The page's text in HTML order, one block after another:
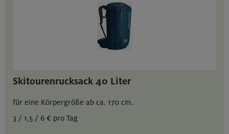
Skitourenrucksack 40 Liter
für eine Körpergröße ab ca. 170 cm.
3 / 1,5 / 6 € pro Tag